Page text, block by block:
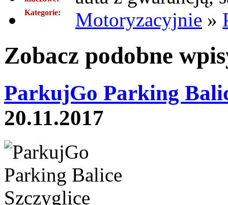
Kategorie: Motoryzacyjnie »
Zobacz podobne
ParkujGo Parking
20.11.2017